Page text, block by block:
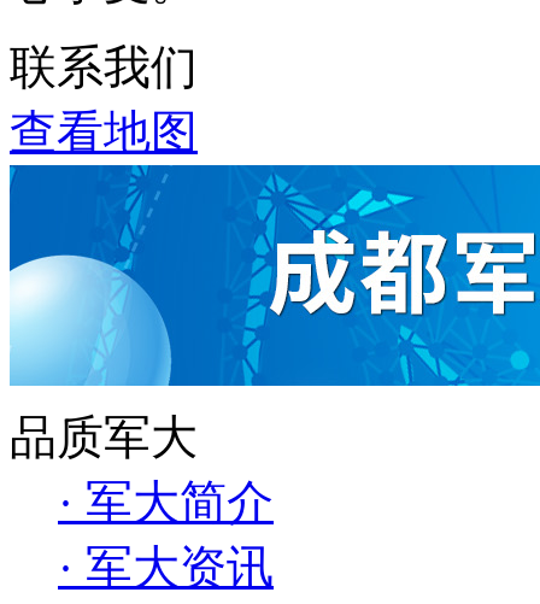
联系我们
查看地图
品质军大
· 军大简介
· 军大资讯